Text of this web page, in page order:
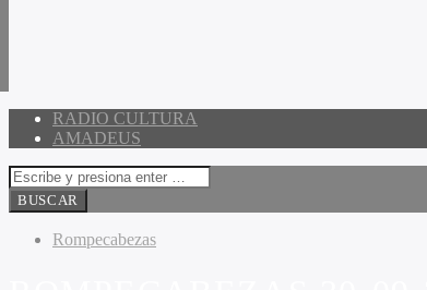
RADIO CULTURA
AMADEUS
Rompecabezas